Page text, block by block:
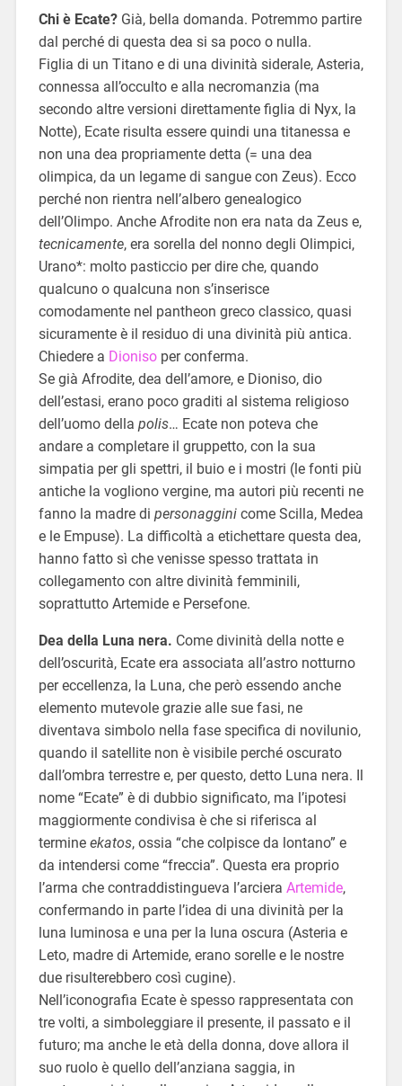
Chi è Ecate?Già, bella domanda. Potremmo partire
dal perché di questa dea si sa poco o nulla.
Figlia di un Titano e di una divinità siderale, Asteria,
connessa all’occulto e alla necromanzia (ma
secondo altre versioni direttamente figlia di Nyx, la
Notte), Ecate risulta essere quindi una titanessa e
non una dea propriamente detta (= una dea
olimpica, da un legame di sangue con Zeus). Ecco
perché non rientra nell’albero genealogico
dell’Olimpo. Anche Afrodite non era nata da Zeus e,
tecnicamente, era sorella del nonno degli Olimpici,
Urano*: molto pasticcio per dire che, quando
qualcuno o qualcuna non s’inserisce
comodamente nel pantheon greco classico, quasi
sicuramente è il residuo di una divinità più antica.
Chiedere a Dionisoper conferma.
Se già Afrodite, dea dell’amore, e Dioniso, dio
dell’estasi, erano poco graditi al sistema religioso
dell’uomo della polis… Ecate non poteva che
andare a completare il gruppetto, con la sua
simpatia per gli spettri, il buio e i mostri (le fonti più
antiche la vogliono vergine, ma autori più recenti ne
fanno la madre di personagginicome Scilla, Medea
e le Empuse). La difficoltà a etichettare questa dea,
hanno fatto sì che venisse spesso trattata in
collegamento con altre divinità femminili,
soprattutto Artemide e Persefone.
Dea della Luna nera. Come divinità della notte e
dell’oscurità, Ecate era associata all’astro notturno
per eccellenza, la Luna, che però essendo anche
elemento mutevole grazie alle sue fasi, ne
diventava simbolo nella fase specifica di novilunio,
quando il satellite non è visibile perché oscurato
dall’ombra terrestre e, per questo, detto Luna nera. Il
nome “Ecate” è di dubbio significato, ma l’ipotesi
maggiormente condivisa è che si riferisca al
termine ekatos, ossia “che colpisce da lontano” e
da intendersi come “freccia”. Questa era proprio
l’arma che contraddistingueva l’arciera Artemide,
confermando in parte l’idea di una divinità per la
luna luminosa e una per la luna oscura (Asteria e
Leto, madre di Artemide, erano sorelle e le nostre
due risulterebbero così cugine).
Nell’iconografia Ecate è spesso rappresentata con
tre volti, a simboleggiare il presente, il passato e il
futuro; ma anche le età della donna, dove allora il
suo ruolo è quello dell’anziana saggia, in